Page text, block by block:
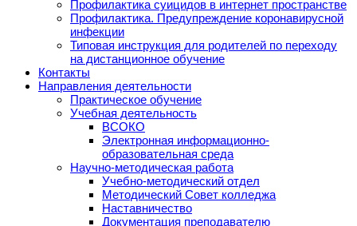
Профилактика суицидов в интернет пространстве
Профилактика. Предупреждение коронавирусной
инфекции
Типовая инструкция для родителей по переходу
на дистанционное обучение
Контакты
Направления деятельности
Практическое обучение
Учебная деятельность
ВСОКО
Электронная информационно-
образовательная среда
Научно-методическая работа
Учебно-методический отдел
Методический Совет колледжа
Наставничество
Документация преподавателю